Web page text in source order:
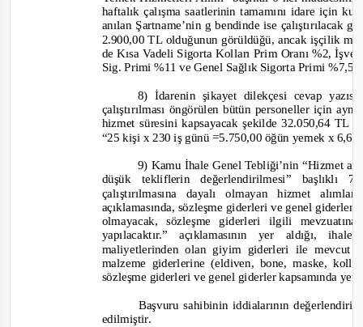
haftalık çalışma saatlerinin tamamını idare için
anılan Şartname’nin g bendinde ise çalıştırılacak
2.900,00 TL olduğunun görüldüğü, ancak işçilik
de Kısa Vadeli Sigorta Kolları Prim Oranı %2,
Sig. Primi %11 ve Genel Sağlık Sigorta Primi %7,5
8) İdarenin şikayet dilekçesi cevap
çalıştırılması öngörülen bütün personeller için
hizmet süresini kapsayacak şekilde 32.050,64 TL
“25 kişi x 230 iş günü =5.750,00 öğün yemek x
9) Kamu İhale Genel Tebliği’nin “Hizmet
düşük tekliflerin değerlendirilmesi” başlıklı
çalıştırılmasına dayalı olmayan hizmet
açıklamasında, sözleşme giderleri ve genel
olmayacak, sözleşme giderleri ilgili
yapılacaktır.” açıklamasının yer aldığı,
maliyetlerinden olan giyim giderleri ile mevcut
malzeme giderlerine(eldiven, bone, maske,
sözleşme giderleri ve genel giderler kapsamında
Başvuru sahibinin iddialarının
edilmiştir.